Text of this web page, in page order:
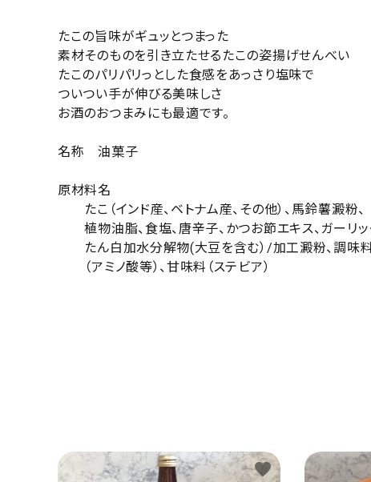
ログイン 新規会員登録
たこの旨味がギュッとつまった
素材そのものを引き立たせるたこの姿揚げせんべい
たこのパリパリっとした食感をあっさり塩味で
ついつい手が伸びる美味しさ
お酒のおつまみにも最適です。
名称 油菓子
原材料名
たこ（インド産、ベトナム産、その他）、馬鈴薯澱粉、
植物油脂、食塩、唐辛子、かつお節エキス、ガーリッ
たん白加水分解物(大豆を含む）/加工澱粉、調味
（アミノ酸等）、甘味料（ステビア）
favorite